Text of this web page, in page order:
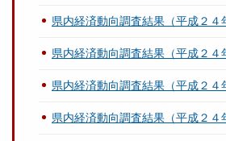
県内経済動向調査結果（平成２４
県内経済動向調査結果（平成２４
県内経済動向調査結果（平成２４
県内経済動向調査結果（平成２４